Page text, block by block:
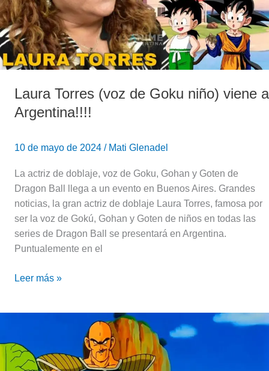
Laura Torres (voz de Goku niño) viene a
Argentina!!!!
10 de mayo de 2024 / Mati Glenadel
La actriz de doblaje, voz de Goku, Gohan y Goten de
Dragon Ball llega a un evento en Buenos Aires. Grandes
noticias, la gran actriz de doblaje Laura Torres, famosa por
ser la voz de Gokú, Gohan y Goten de niños en todas las
series de Dragon Ball se presentará en Argentina.
Puntualemente en el
viene
a
Argentina!!!!
Leer más »
El
origen